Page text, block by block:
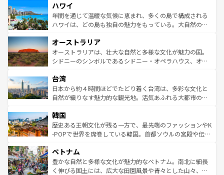
ば市内交通費無料で観光を楽しむこともできる。 なお、新
着のスイス情報はコンテンツ一覧 を参照してほしい。
のような巨大都市は、観光、ショッピング、エンターテイ
ンメントが詰まった刺激的なスポットだ。一方、アメリカ
西部には大自然が広がり、グランドキャニオンやイエロー
部のニューオーリンズでは、音楽と美食が融合した独特の
文化が魅力。旅行者はアメリカの各地域で異なる魅力を楽
しみながら、その多様性と豊かな歴史を感じることができ
ならではの贅沢な旅のスタイルだ。 なお、新着のアメリカ
情報はコンテンツ一覧を参照してほしい。
ハワイ
年間を通じて温暖な気候に恵まれ、多くの島で構成される
ハワイは、どの島も独自の魅力をもっている。大自然の神
ワイ島は見逃せない。また、定番の観光地といえばオアフ
島だが、静かな自然を求めるならマウイ島やカウアイ島が
おすすめ。エメラルドグリーンに輝く海をはじめ、豊かな
れるおもてなしの心で訪れる人々を迎えてくれるハワイの
人々、おいしいローカルフードやハワイアンミュージッ
ク、伝統的なフラダンスなど、すべてがハワイの魅力を彩
ワイを、存分に味わってほしい。 なお、新着のハワイ情報
はコンテンツ一覧を参照してほしい。
オーストラリア
オーストラリアは、壮大な自然と多様な文化が魅力の国。
シドニーのシンボルであるシドニー・オペラハウス、オー
リアリーフや大陸中央部にそびえるウルル（エアーズロッ
ク）、タスマニアの美しい原生林やケアンズの熱帯雨林な
ど、見どころがたくさん。また、カフェやワイン、オージ
いる。アクティビティも充実しており、サーフィンやダイ
ビング、ハイキングなど、アウトドア好きにはたまらな
い。オーストラリアの多彩な魅力を存分に味わいつくそ
参照してほしい。
台湾
日本から約４時間ほどでたどり着く台湾は、多彩な文化と
自然が織りなす魅力的な観光地。活気あふれる大都市の台
ン）、静ひつな山岳地帯である台湾東部など、都市の喧騒
と山間の静けさが共存しており、訪れる人に新しい発見と
驚きをもたらしてくれる。また、奥深い台湾の食文化も魅
容にもいいと評判のスイーツなど、バラエティ豊かな料理
が味わえる。 なお、新着の台湾情報は コンテンツ一覧を参
照してほしい。
韓国
歴史ある王朝文化が残る一方で、最先端のファッションやK
-POPで世界を席巻している韓国。首都ソウルの宮殿や伝統
き、地方に足を延ばせば四季折々の自然美を楽しむことが
できる。そして、キムチや焼肉、絶品のストリートフード
まで、さまざまな韓国料理が待っている。夜には、韓国な
ベトナム
豊かな自然と多様な文化が魅力的なベトナム。南北に細長
く伸びる国土には、広大な田園風景や青々とした山々、世